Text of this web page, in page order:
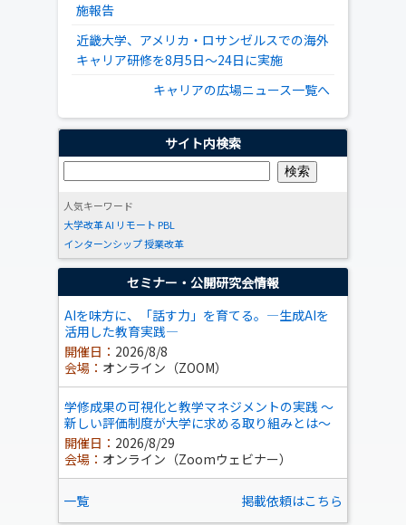
施報告
近畿大学、アメリカ・ロサンゼルスでの海外
キャリア研修を8月5日～24日に実施
キャリアの広場ニュース一覧へ
サイト内検索
人気キーワード
大学改革AI リモート PBL
インターンシップ授業改革
セミナー・公開研究会情報
AIを味方に、「話す力」を育てる。―生成AIを
活用した教育実践―
開催日： 2026/8/8
会場： オンライン（ZOOM）
学修成果の可視化と教学マネジメントの実践 ～
新しい評価制度が大学に求める取り組みとは～
開催日： 2026/8/29
会場： オンライン（Zoomウェビナー）
一覧 掲載依頼はこちら